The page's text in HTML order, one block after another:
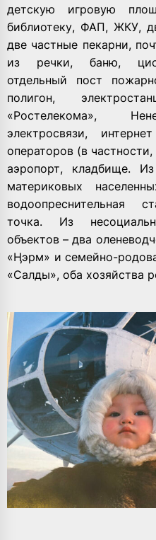
детскую игровую
библиотеку, ФАП, ЖКУ,
две частные пекарни,
из речки, баню,
отдельный пост
полигон,
«Ростелекома»,
электросвязи,
операторов (в
аэропорт, кладбище.
материковых
водоопреснительная
точка. Из
объектов – два
«Ӊэрм» и семейно-
«Салды», оба хозяйства